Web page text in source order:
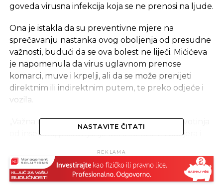
goveda virusna infekcija koja se ne prenosi na ljude.
Ona je istakla da su preventivne mjere na
sprečavanju nastanka ovog oboljenja od presudne
važnosti, budući da se ova bolest ne liječi. Mićićeva
je napomenula da virus uglavnom prenose
komarci, muve i krpelji, ali da se može prenijeti
direktnim ili indirektnim putem, te preko odjeće i
vozila.
„Važna mjera preventivne zaštite je zaštita životinja
od insekata, postavljanje dezinfekcionih barijera i
ljudima sa druigih farmi, zabrana pristupa
životinjama nezaposlenim licima, kao i korištenje
radne odjeće za jednokratnu upotrebu“, rekla je
NASTAVITE ČITATI
REKLAMA